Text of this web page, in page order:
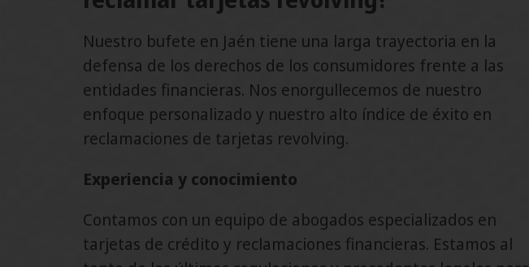
Nuestro bufete en Jaén tiene una larga trayectoria en la
defensa de los derechos de los consumidores frente a las
entidades financieras. Nos enorgullecemos de nuestro
enfoque personalizado y nuestro alto índice de éxito en
reclamaciones de tarjetas revolving.
Experiencia y conocimiento
Contamos con un equipo de abogados especializados en
tarjetas de crédito y reclamaciones financieras. Estamos al